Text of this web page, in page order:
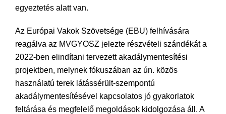
egyeztetés alatt van.
Az Európai Vakok Szövetsége (EBU) felhívására
reagálva az MVGYOSZ jelezte részvételi szándékát a
2022-ben elindítani tervezett akadálymentesítési
projektben, melynek fókuszában az ún. közös
használatú terek látássérült-szempontú
akadálymentesítésével kapcsolatos jó gyakorlatok
feltárása és megfelelő megoldások kidolgozása áll. A